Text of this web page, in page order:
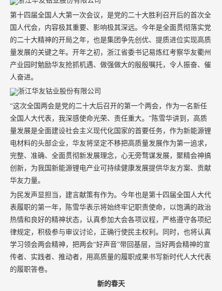
第十四届全国人大第一次会议，是党的二十大胜利召开后的首次全
国人代会，内容极其重要、影响极其深远。今年是全面贯彻落实党
的二十大精神的开局之年，也是集团争先创优、提质进位实现高质
量发展的关键之年。开年之初，浙江省委书记易炼红考察华友衢州
产业园时勉励华友抢抓机遇、做强做大的殷殷嘱托，令人振奋、催
人奋进。
“这次全国两会是党的二十大后召开的第一个两会，作为一名新任
全国人大代表，我深感使命光荣、责任重大。”陈雪华讲到，高质
量发展是全面建设社会主义现代化国家的首要任务，作为新能源锂
电材料的头部企业，华友将坚定不移把高质量发展作为第一追求，
完整、准确、全面贯彻新发展理念，心无旁骛谋发展，聚精会神搞
创新，为我国新能源锂电产业可持续健康发展提供华友方案、贡献
华友力量。
为民发声显担当，建言献策有作为。今年也是第十四届全国人大代
表履职的第一年，陈雪华表示将始终牢记职责使命，以饱满的政治
热情和良好的精神状态，认真参加大会各项议程，严格遵守各项纪
律规定，积极参与审议讨论，正确行使民主权利。同时，也将认真
学习领会两会精神，把两会“好声音”带回基层，当好两会精神的宣
传者、实践者、推动者，用高质量的履职成果书写新时代人大代表
的履职答卷。
新的春天